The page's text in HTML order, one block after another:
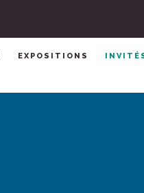
EXPOSITIONS